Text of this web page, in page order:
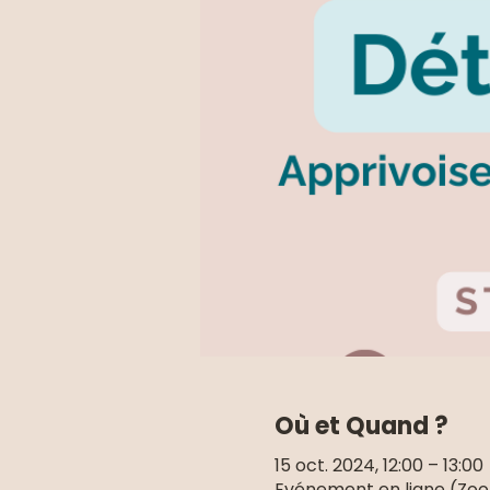
Où et Quand ?
15 oct. 2024, 12:00 – 13:00